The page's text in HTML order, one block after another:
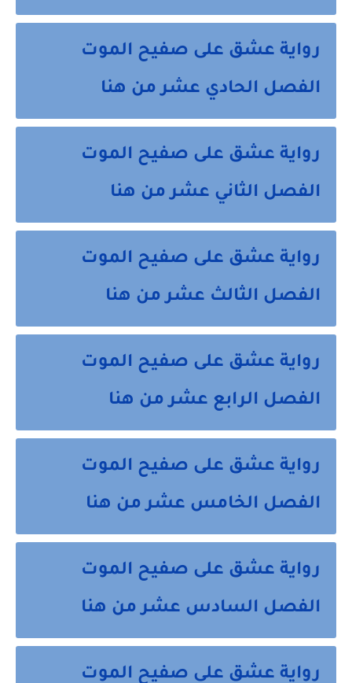
رواية عشق على صفيح الموت
الفصل الحادي عشر من هنا
رواية عشق على صفيح الموت
الفصل الثاني عشر من هنا
رواية عشق على صفيح الموت
الفصل الثالث عشر من هنا
رواية عشق على صفيح الموت
الفصل الرابع عشر من هنا
رواية عشق على صفيح الموت
الفصل الخامس عشر من هنا
رواية عشق على صفيح الموت
الفصل السادس عشر من هنا
رواية عشق على صفيح الموت